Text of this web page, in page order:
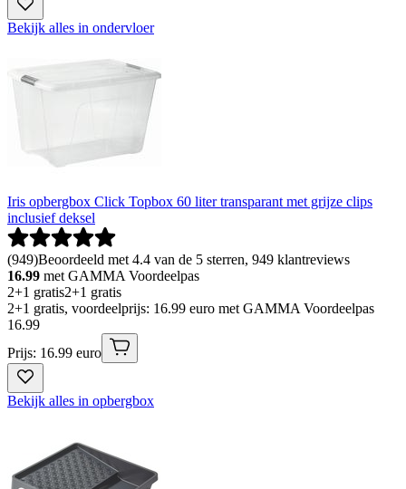
Bekijk alles in ondervloer
Iris opbergbox Click Topbox 60 liter transparant met grijze clips
inclusief deksel
(949)Beoordeeld met 4.4 van de 5 sterren, 949 klantreviews
16.99 met GAMMA Voordeelpas
2+1 gratis2+1 gratis
2+1 gratis, voordeelprijs: 16.99 euro met GAMMA Voordeelpas
16.99
Prijs: 16.99 euro
Bekijk alles in opbergbox